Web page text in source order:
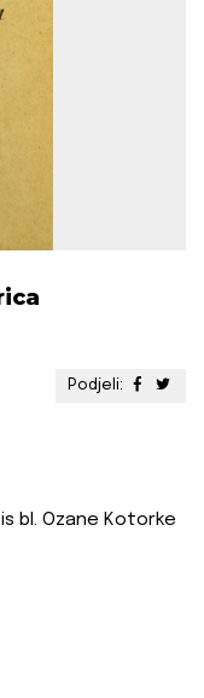
Podjeli:
bl. Ozane Kotorke